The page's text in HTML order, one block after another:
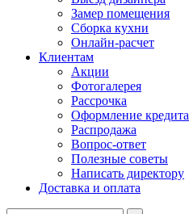
Замер помещения
Сборка кухни
Онлайн-расчет
Клиентам
Акции
Фотогалерея
Рассрочка
Оформление кредита
Распродажа
Вопрос-ответ
Полезные советы
Написать директору
Доставка и оплата